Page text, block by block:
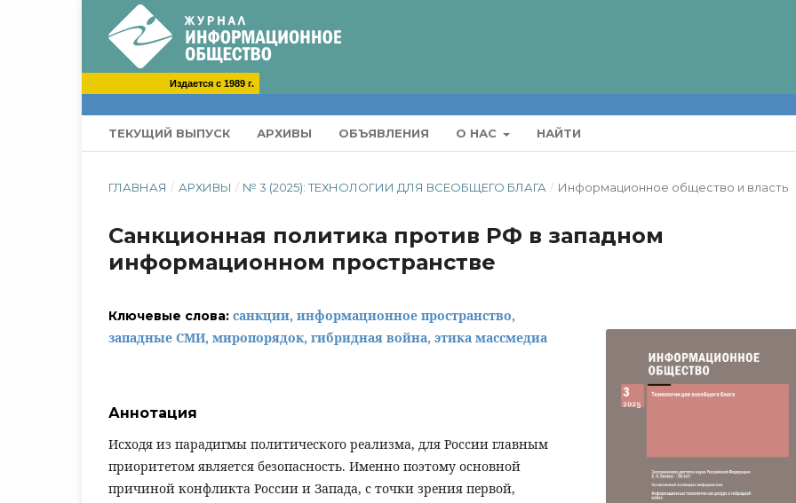
Издается с 1989 г.
ТЕКУЩИЙ ВЫПУСК АРХИВЫ ОБЪЯВЛЕНИЯ О НАС НАЙТИ
ГЛАВНАЯ / АРХИВЫ / № 3 (2025): ТЕХНОЛОГИИ ДЛЯ ВСЕОБЩЕГО БЛАГА / Информационное общество и власть
Санкционная политика против РФ в западном
информационном пространстве
Ключевые слова: санкции, информационное пространство,
западные СМИ, миропорядок, гибридная война, этика массмедиа
Аннотация
Исходя из парадигмы политического реализма, для России главным
приоритетом является безопасность. Именно поэтому основной
причиной конфликта России и Запада, с точки зрения первой,